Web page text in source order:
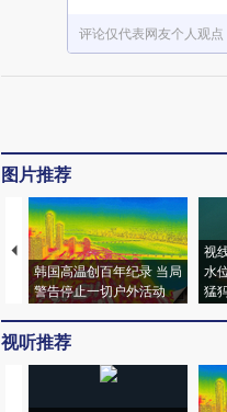
评论仅代表网友个人观
图片推荐
韩国高温创百年纪录 当局
警告停止一切户外活动
视
水
猛
视听推荐